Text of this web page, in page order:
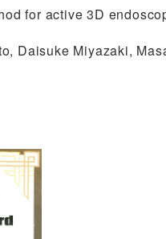
for active 3D
Daisuke Miyazaki,